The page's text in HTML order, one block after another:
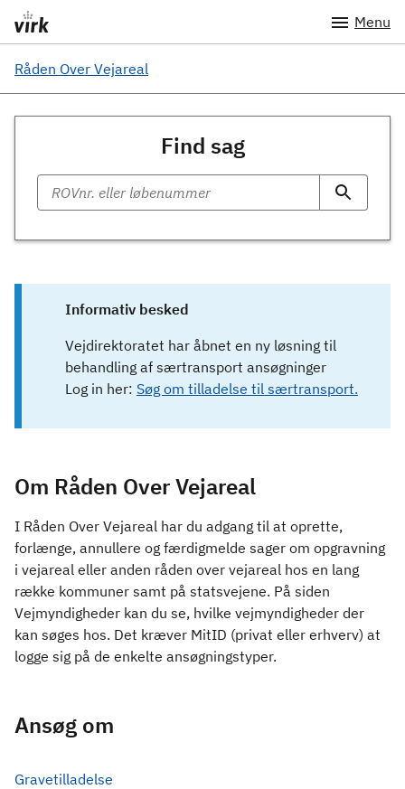
Menu
Råden Over Vejareal
Find sag
Informativ besked
Vejdirektoratet har åbnet en ny løsning til
behandling af særtransport ansøgninger
Log in her: Søg om tilladelse til særtransport.
Om Råden Over Vejareal
I Råden Over Vejareal har du adgang til at oprette,
forlænge, annullere og færdigmelde sager om opgravning
i vejareal eller anden råden over vejareal hos en lang
række kommuner samt på statsvejene. På siden
Vejmyndigheder kan du se, hvilke vejmyndigheder der
kan søges hos. Det kræver MitID (privat eller erhverv) at
logge sig på de enkelte ansøgningstyper.
Ansøg om
Gravetilladelse